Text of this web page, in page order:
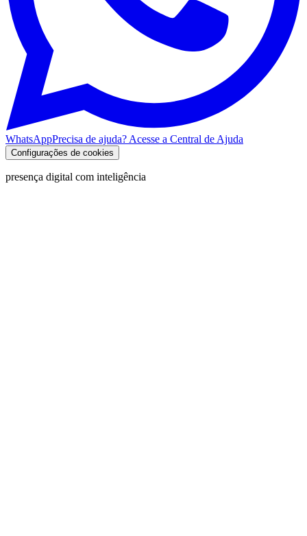
WhatsAppPrecisa de ajuda? Acesse a Central de Ajuda
Configurações de cookies
presença digital com inteligência